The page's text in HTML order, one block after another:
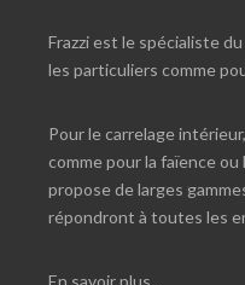
Frazzi est le spécialiste
les particuliers comme
Pour le carrelage
comme pour la faïence ou
propose de larges
répondront à toutes les